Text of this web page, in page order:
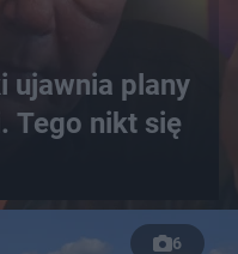
ujawnia plany
Tego nikt się
6